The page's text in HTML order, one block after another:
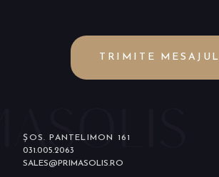
TRIMITE MESAJUL
ȘOS. PANTELIMON 161
031.005.2063
SALES@PRIMASOLIS.RO